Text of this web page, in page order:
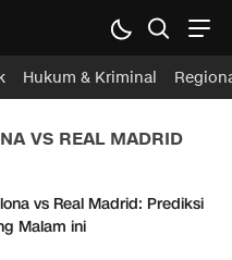
Hukum & Kriminal
VS REAL MADRID
vs Real Madrid: Prediksi
Malam ini